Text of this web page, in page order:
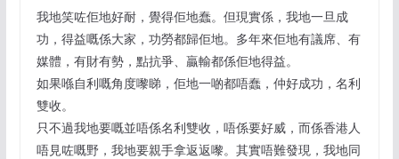
我地笑咗佢地好耐，覺得佢地蠢。但現實係，我地一旦成
功，得益嘅係大家，功勞都歸佢地。多年來佢地有議席、有
媒體，有財有勢，點抗爭、贏輸都係佢地得益。
如果喺自利嘅角度嚟睇，佢地一啲都唔蠢，仲好成功，名利
雙收。
只不過我地要嘅並唔係名利雙收，唔係要好威，而係香港人
唔見咗嘅野，我地要親手拿返返嚟。其實唔難發現，我地同